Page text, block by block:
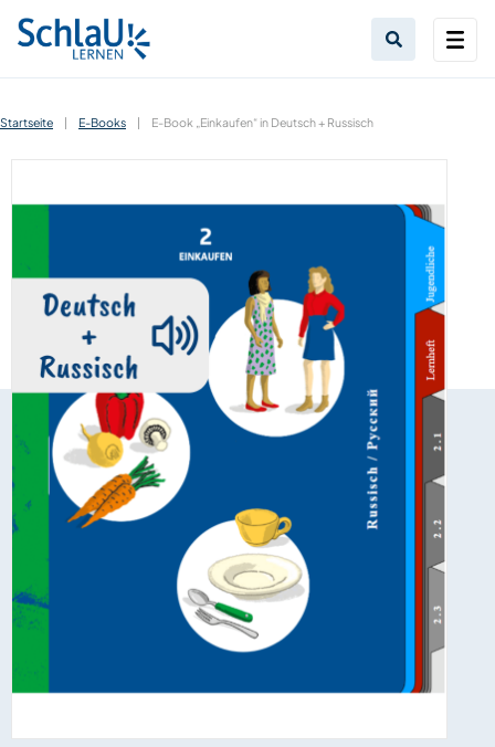
Startseite | E-Books | E-Book „Einkaufen“ in Deutsch + Russisch